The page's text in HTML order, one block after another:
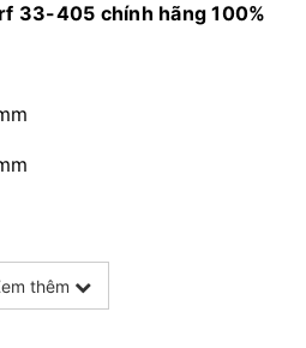
33-405 chính hãng 100%
màu.
thêm